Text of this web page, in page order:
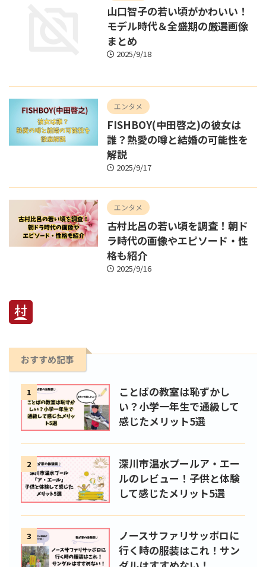
山口智子の若い頃がかわいい！
モデル時代＆全盛期の厳選画像
まとめ
2025/9/18
エンタメ
FISHBOY(中田啓之)の彼女は
誰？熱愛の噂と結婚の可能性を
解説
2025/9/17
エンタメ
古村比呂の若い頃を調査！朝ド
ラ時代の画像やエピソード・性
格も紹介
2025/9/16
おすすめ記事
1
ことばの教室は恥ずかし
い？小学一年生で通級して
感じたメリット5選
2
深川市温水プールア・エー
ルのレビュー！子供と体験
して感じたメリット5選
3
ノースサファリサッポロに
行く時の服装はこれ！サン